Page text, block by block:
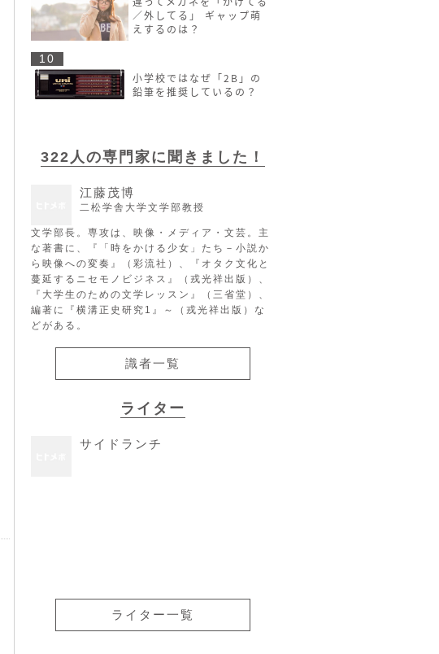
／外してる」 ギャップ萌
えするのは？
10
小学校ではなぜ「2B」の
鉛筆を推奨しているの？
322人の専門家に聞きました！
江藤茂博
二松学舎大学文学部教授
文学部長。専攻は、映像・メディア・文芸。主
な著書に、『「時をかける少女」たち－小説か
ら映像への変奏』（彩流社）、『オタク文化と
蔓延するニセモノビジネス』（戎光祥出版）、
『大学生のための文学レッスン』（三省堂）、
編著に『横溝正史研究1』～（戎光祥出版）な
どがある。
識者一覧
ライター
サイドランチ
ライター一覧